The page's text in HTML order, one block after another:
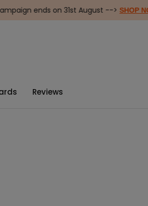
ends on 31st August --> SHOP NOW!
Reviews